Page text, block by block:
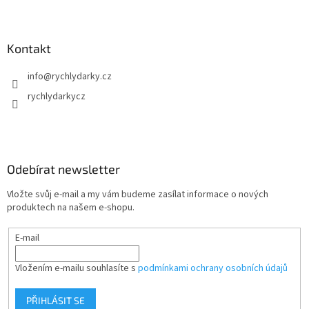
Kontakt
info@rychlydarky.cz
rychlydarkycz
Odebírat newsletter
Vložte svůj e-mail a my vám budeme zasílat informace o nových
produktech na našem e-shopu.
E-mail
Vložením e-mailu souhlasíte s podmínkami ochrany osobních údajů
PŘIHLÁSIT SE